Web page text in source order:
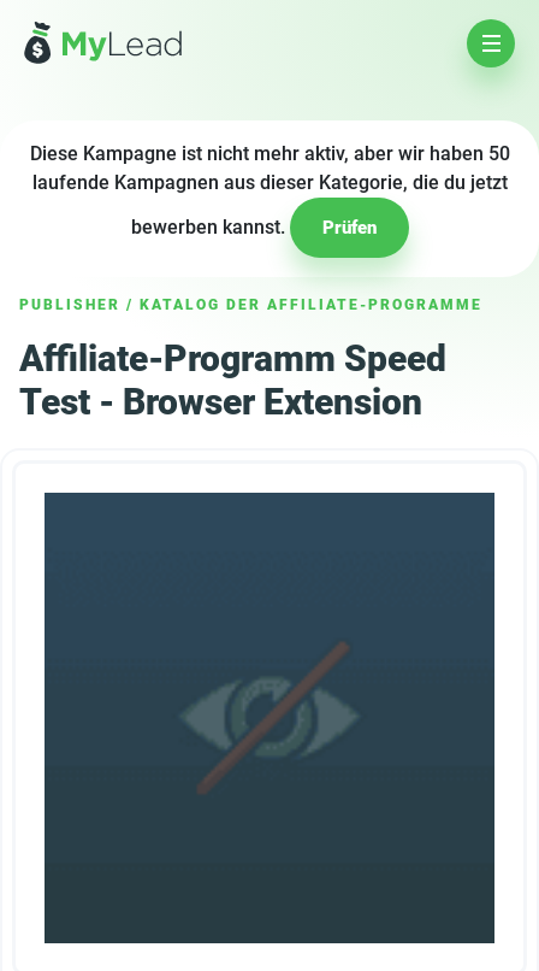
Diese Kampagne ist nicht mehr aktiv, aber wir haben 50
laufende Kampagnen aus dieser Kategorie, die du jetzt
bewerben kannst.
Prüfen
PUBLISHER / KATALOG DER AFFILIATE-PROGRAMME
Affiliate-Programm Speed
Test - Browser Extension